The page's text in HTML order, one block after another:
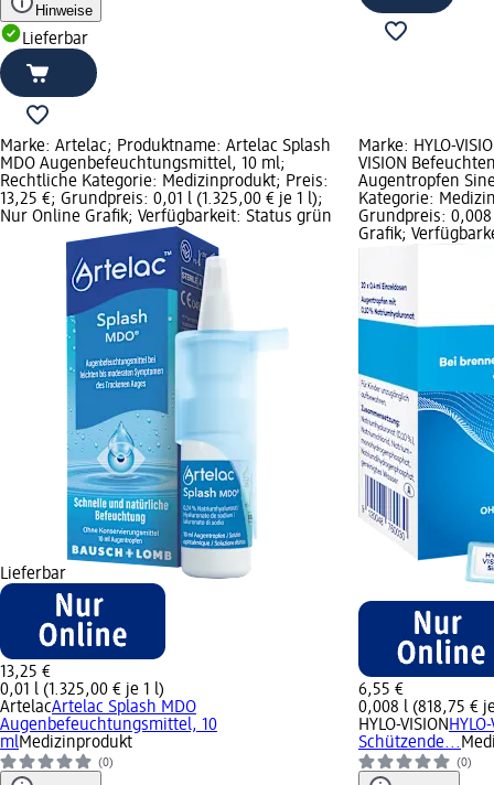
Hinweise
Lieferbar
Marke: Artelac; Produktname: Artelac Splash
MDO Augenbefeuchtungsmittel, 10 ml;
Rechtliche Kategorie: Medizinprodukt; Preis:
13,25 €; Grundpreis: 0,01 l (1.325,00 € je 1 l);
Nur Online Grafik; Verfügbarkeit: Status grün
Lieferbar
13,25 €
0,01 l (1.325,00 € je 1 l)
ArtelacArtelac Splash MDO
Augenbefeuchtungsmittel, 10
mlMedizinprodukt
(0)
Marke: HYLO-
VISION
Augentropfen
Kategorie:
Grundpreis:
Grafik;
6,55 €
0,008 l (818,75 €
HYLO-VISION
Schützende...
(0)